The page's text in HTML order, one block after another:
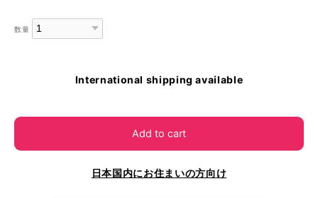
数量
International shipping available
Add to cart
日本国内にお住まいの方向け